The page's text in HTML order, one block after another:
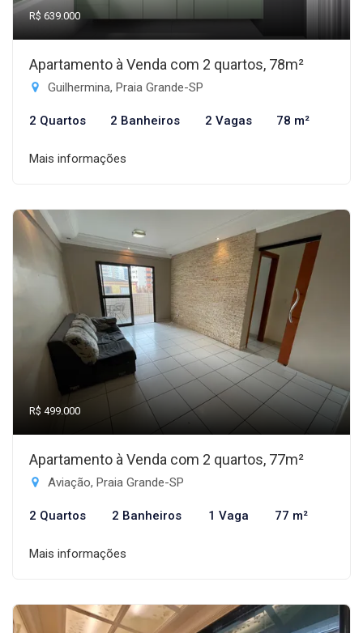
R$ 639.000
Apartamento à Venda com 2 quartos, 78m²
Guilhermina, Praia Grande-SP
2 Quartos 2 Banheiros 2 Vagas 78 m²
Mais informações
R$ 499.000
Apartamento à Venda com 2 quartos, 77m²
Aviação, Praia Grande-SP
2 Quartos 2 Banheiros 1 Vaga 77 m²
Mais informações